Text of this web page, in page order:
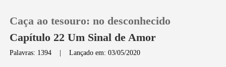
Caça ao tesouro: no desconhecido
Capítulo 22 Um Sinal de Amor
Palavras: 1394 |Lançado em: 03/05/2020